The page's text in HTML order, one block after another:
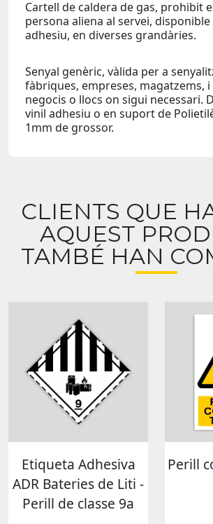
Cartell de caldera de gas, prohibit
persona aliena al servei, disponible
adhesiu, en diverses grandàries.
Senyal genèric, vàlida per a
fàbriques, empreses, magatzems,
negocis o llocs on sigui necessari.
vinil adhesiu o en suport de
1mm de grossor.
CLIENTS QUE
AQUEST
TAMBÉ HAN
Etiqueta Adhesiva
ADR Bateries de Liti -
Perill de classe 9a
Perill